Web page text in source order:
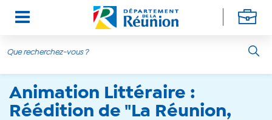
Animation Littéraire :
Réédition de "La Réunion,